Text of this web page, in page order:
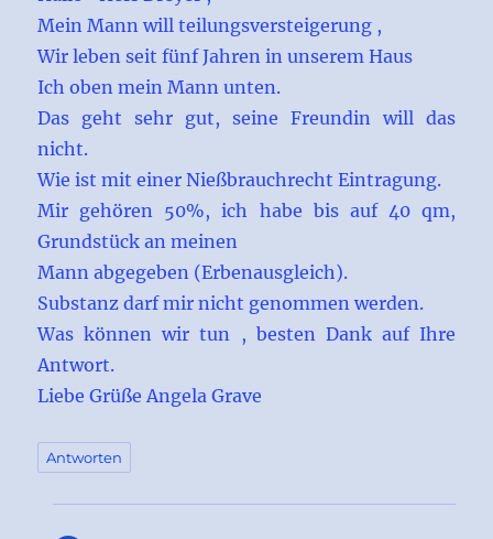
Mein Mann will teilungsversteigerung ,
Wir leben seit fünf Jahren in unserem Haus
Ich oben mein Mann unten.
Das geht sehr gut, seine Freundin will das
nicht.
Wie ist mit einer Nießbrauchrecht Eintragung.
Mir gehören 50%, ich habe bis auf 40 qm,
Grundstück an meinen
Mann abgegeben (Erbenausgleich).
Substanz darf mir nicht genommen werden.
Was können wir tun , besten Dank auf Ihre
Antwort.
Liebe Grüße Angela Grave
Antworten